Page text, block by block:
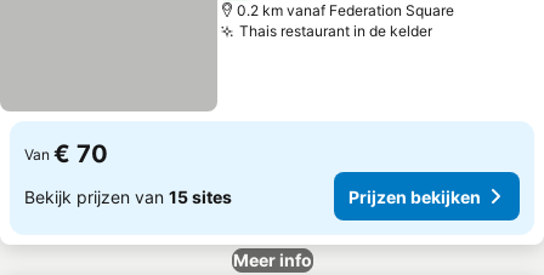
0.2 km vanaf Federation Square
Thais restaurant in de kelderPrijzen
Van € 70
Bekijk prijzen van 15 sites Prijzen bekijken
Meer info